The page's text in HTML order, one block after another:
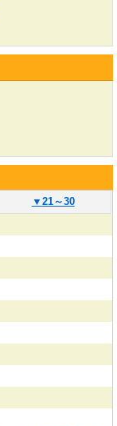
▼ 21～30